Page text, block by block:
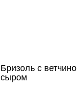
Бризоль с
сыром